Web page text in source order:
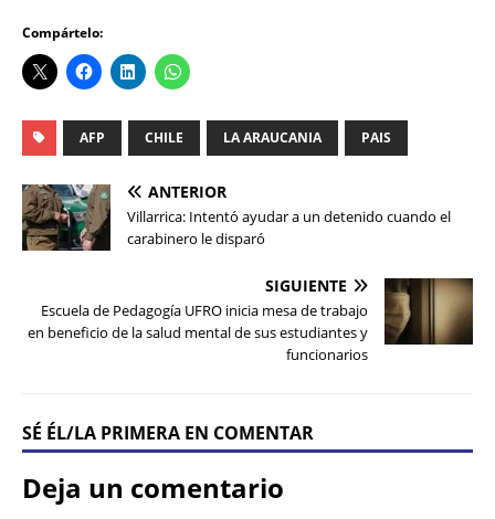
Compártelo:
AFP CHILE LA ARAUCANIA PAIS
ANTERIOR
Villarrica: Intentó ayudar a un detenido cuando el
carabinero le disparó
SIGUIENTE
Escuela de Pedagogía UFRO inicia mesa de trabajo
en beneficio de la salud mental de sus estudiantes y
funcionarios
SÉ ÉL/LA PRIMERA EN COMENTAR
Deja un comentario